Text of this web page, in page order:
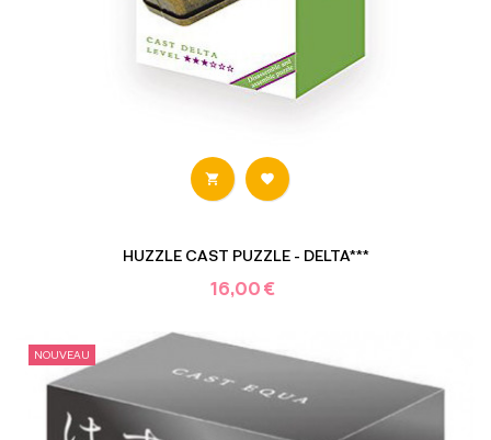
 
HUZZLE CAST PUZZLE - DELTA***
16,00 €
NOUVEAU